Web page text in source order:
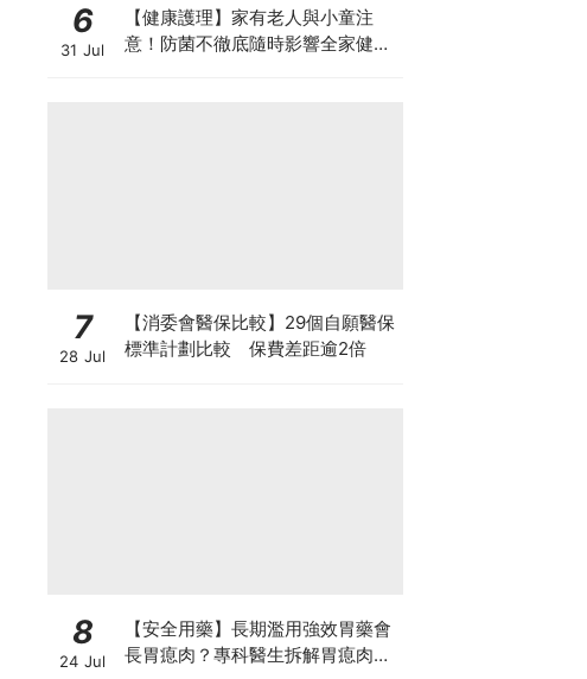
6
31 Jul
【健康護理】家有老人與小童注
意！防菌不徹底隨時影響全家健康
7
28 Jul
【消委會醫保比較】29個自願醫保
標準計劃比較 保費差距逾2倍
8
24 Jul
【安全用藥】長期濫用強效胃藥會
長胃瘜肉？專科醫生拆解胃瘜肉癌